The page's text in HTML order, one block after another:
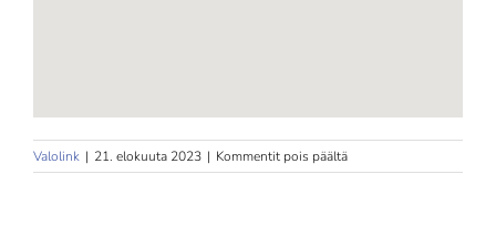
Valolink | 21. elokuuta 2023 | Kommentit pois päältäartikkelissa
Ladyline